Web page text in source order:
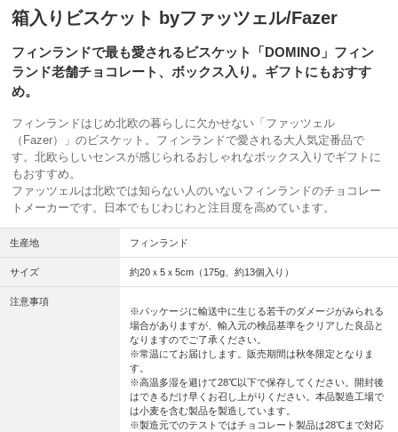
箱入りビスケット byファッツェル/Fazer
フィンランドで最も愛されるビスケット「DOMINO」フィン
ランド老舗チョコレート、ボックス入り。ギフトにもおすす
め。
フィンランドはじめ北欧の暮らしに欠かせない「ファッツェル
（Fazer）」のビスケット。フィンランドで愛される大人気定番品で
す。北欧らしいセンスが感じられるおしゃれなボックス入りでギフトに
もおすすめ。
ファッツェルは北欧では知らない人のいないフィンランドのチョコレー
トメーカーです。日本でもじわじわと注目度を高めています。
生産地 フィンランド
サイズ 約20ｘ5ｘ5cm（175g、約13個入り）
注意事項
※パッケージに輸送中に生じる若干のダメージがみられる
場合がありますが、輸入元の検品基準をクリアした良品と
なりますのでご了承ください。
※常温にてお届けします。販売期間は秋冬限定となりま
す。
※高温多湿を避けて28℃以下で保存してください。開封後
はできるだけ早くお召し上がりください。本品製造工場で
は小麦を含む製品を製造しています。
※製造元でのテストではチョコレート製品は28℃まで対応